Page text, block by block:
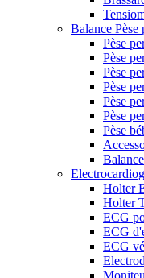
Balance Pèse
Pèse
Pèse
Pèse
Pèse
Pèse
Pèse
Pèse
Holter
Holter
ECG
ECG
ECG